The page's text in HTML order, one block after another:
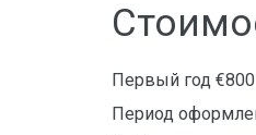
Первый год €800
Период